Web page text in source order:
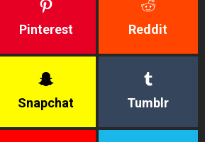
Pinterest Reddit
Snapchat Tumblr